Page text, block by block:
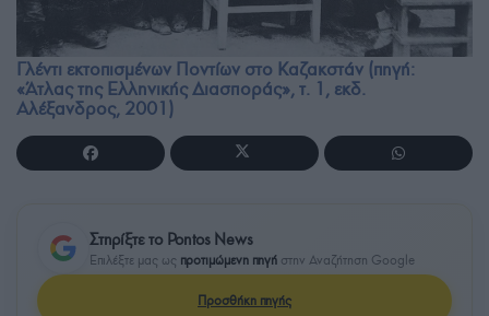
Γλέντι εκτοπισμένων Ποντίων στο Καζακστάν (πηγή:
«Άτλας της Ελληνικής Διασποράς», τ. 1, εκδ.
Αλέξανδρος, 2001)
Στηρίξτε το Pontos News
Επιλέξτε μας ως προτιμώμενη πηγή στην Αναζήτηση Google
Προσθήκη πηγής